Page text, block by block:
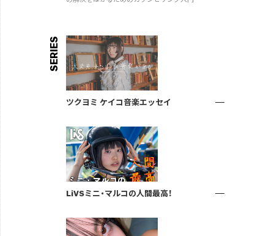
SERIES
ツクヨミ ケイコ音楽エッセイ
LiVSミニ・マルコの人間最高！